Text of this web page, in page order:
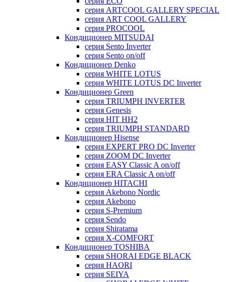
серия ARTCOOL GALLERY SPECIAL
серия ART COOL GALLERY
серия PROCOOL
Кондиционер MITSUDAI
серия Sento Inverter
серия Sento on/off
Кондиционер Denko
серия WHITE LOTUS
серия WHITE LOTUS DC Inverter
Кондиционер Green
серия TRIUMPH INVERTER
серия Genesis
серия HIT HH2
серия TRIUMPH STANDARD
Кондиционер Hisense
серия EXPERT PRO DC Inverter
серия ZOOM DC Inverter
серия EASY Classic A on/off
серия ERA Classic A on/off
Кондиционер HITACHI
cерия Akebono Nordic
серия Akebono
серия S-Premium
серия Sendo
серия Shiratama
серия X-COMFORT
Кондиционер TOSHIBA
серия SHORAI EDGE BLACK
серия HAORI
серия SEIYA